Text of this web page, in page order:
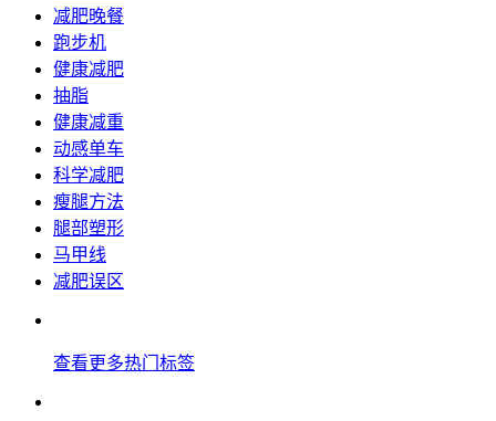
减肥晚餐
跑步机
健康减肥
抽脂
健康减重
动感单车
科学减肥
瘦腿方法
腿部塑形
马甲线
减肥误区
查看更多热门标签